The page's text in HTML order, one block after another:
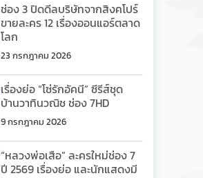
ช่อง 3 ปิดดีลบริษัทจากสิงคโปร์
ขายละคร 12 เรื่องออนแอร์ตลาด
โลก
23 กรกฎาคม 2026
เรื่องย่อ “โซ่รักอัคนี” ซีรีส์ชุด
บ้านวาทินวณิช ช่อง 7HD
9 กรกฎาคม 2026
“หลวงพ่อเสือ” ละครใหม่ช่อง 7
ปี 2569 เรื่องย่อ และนักแสดงมี